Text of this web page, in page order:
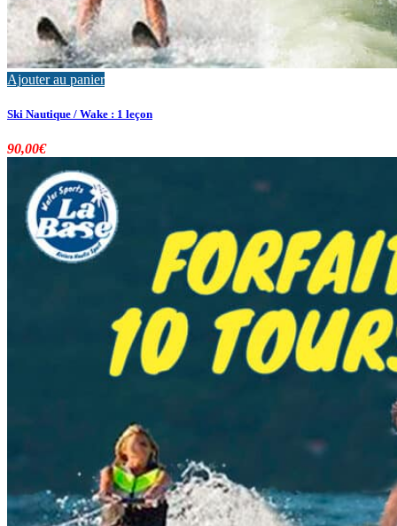
Ajouter au panier
Ski Nautique / Wake : 1 leçon
90,00€